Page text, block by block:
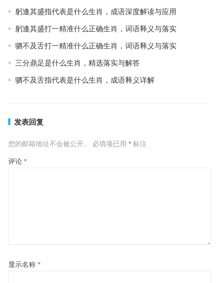
躬逢其盛指代表是什么生肖，成语深度解读与应用
躬逢其盛打一精准什么正确生肖，词语释义与落实
驷不及舌打一精准什么正确生肖，词语释义与落实
三分鼎足是什么生肖，精选落实与解答
驷不及舌指代表是什么生肖，成语释义详解
发表回复
您的邮箱地址不会被公开。 必填项已用 *标注
评论 *
显示名称 *